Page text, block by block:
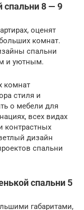
спальни 8 — 9
оценят
комнат.
спальни
и уютным.
комнат
стиля и
о мебели для
всех видах
контрастных
дизайн
спальни
спальни 5
габаритами,